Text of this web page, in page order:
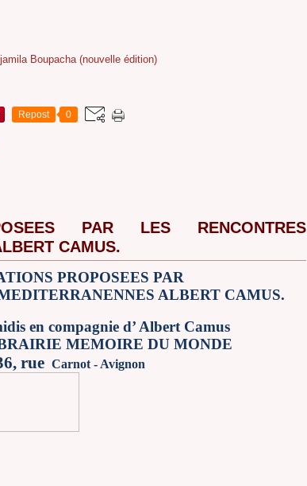
Repost 0
PAR LES RENCONTRES
CAMUS.
PROPOSEES PAR
ALBERT CAMUS.
en compagnie d’ Albert Camus
MEMOIRE DU MONDE
rue Carnot - Avignon